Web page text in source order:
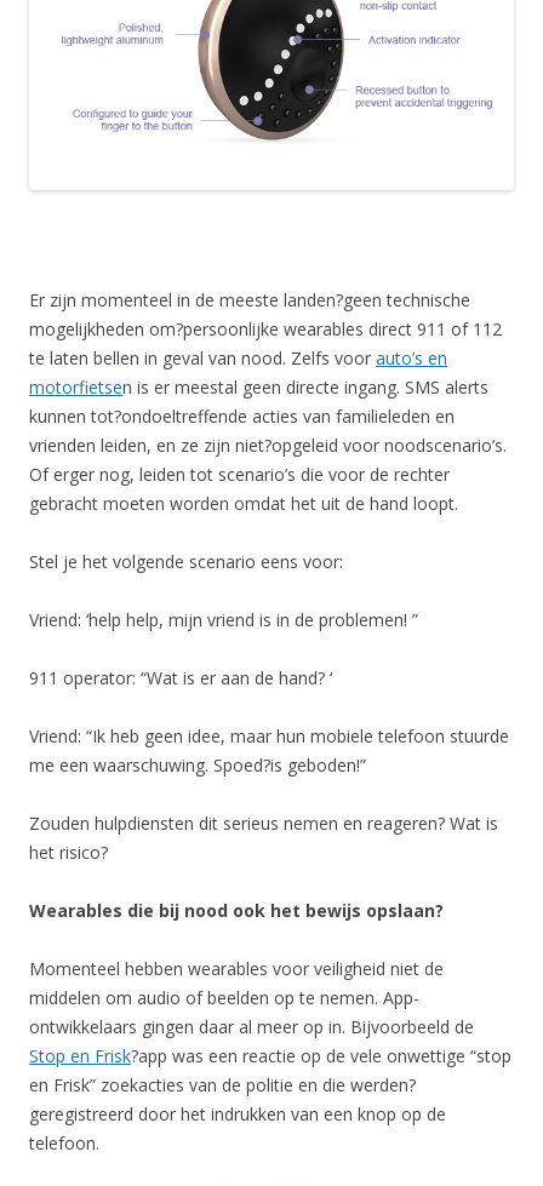
Er zijn momenteel in de meeste landen?geen technische
mogelijkheden om?persoonlijke wearables direct 911 of 112
te laten bellen in geval van nood. Zelfs voor auto’s en
motorfietsen is er meestal geen directe ingang. SMS alerts
kunnen tot?ondoeltreffende acties van familieleden en
vrienden leiden, en ze zijn niet?opgeleid voor noodscenario’s.
Of erger nog, leiden tot scenario’s die voor de rechter
gebracht moeten worden omdat het uit de hand loopt.
Stel je het volgende scenario eens voor:
Vriend: ‘help help, mijn vriend is in de problemen! ”
911 operator: “Wat is er aan de hand? ‘
Vriend: “Ik heb geen idee, maar hun mobiele telefoon stuurde
me een waarschuwing. Spoed?is geboden!”
Zouden hulpdiensten dit serieus nemen en reageren? Wat is
het risico?
Wearables die bij nood ook het bewijs opslaan?
Momenteel hebben wearables voor veiligheid niet de
middelen om audio of beelden op te nemen. App-
ontwikkelaars gingen daar al meer op in. Bijvoorbeeld de
Stop en Frisk?app was een reactie op de vele onwettige “stop
en Frisk” zoekacties van de politie en die werden?
geregistreerd door het indrukken van een knop op de
telefoon.